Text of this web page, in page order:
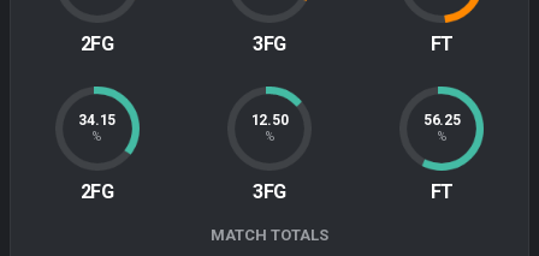
2FG 3FG FT
34.15
%
2FG
12.50
%
3FG
56.25
%
FT
MATCH TOTALS